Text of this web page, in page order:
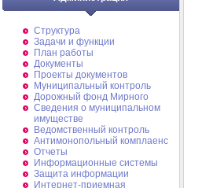
Структура
Задачи и функции
План работы
Документы
Проекты документов
Муниципальный контроль
Дорожный фонд Мирного
Cведения о муниципальном
имуществе
Ведомственный контроль
Антимонопольный комплаенс
Отчеты
Информационные системы
Защита информации
Интернет-приемная